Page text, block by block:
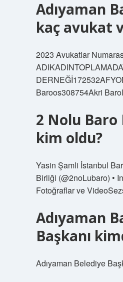
Adıyaman
kaç avukat
2023 Avukatlar
Baroos308754Akri
2 Nolu Baro
kim oldu?
Yasin Şamli İstanbul
Birliği (@2noLubaro) •
Fotoğraflar ve
Adıyaman
Başkanı
Adıyaman Belediye